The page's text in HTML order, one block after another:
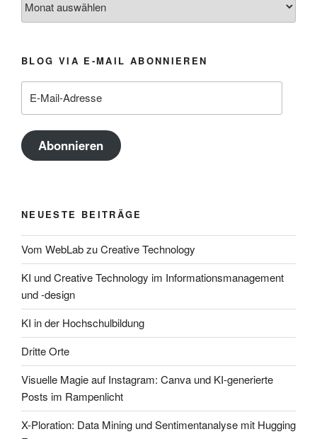
BLOG VIA E-MAIL ABONNIEREN
Mail-
Abonnieren
NEUESTE BEITRÄGE
Vom WebLab zu Creative Technology
KI und Creative Technology im Informationsmanagement
und -design
KI in der Hochschulbildung
Dritte Orte
Visuelle Magie auf Instagram: Canva und KI-generierte
Posts im Rampenlicht
X-Ploration: Data Mining und Sentimentanalyse mit Hugging